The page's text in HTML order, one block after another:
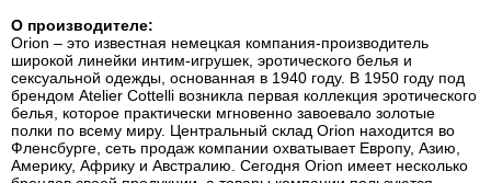
О производителе:
Orion – это известная немецкая компания-производитель
широкой линейки интим-игрушек, эротического белья и
сексуальной одежды, основанная в 1940 году. В 1950 году под
брендом Atelier Cottelli возникла первая коллекция эротического
белья, которое практически мгновенно завоевало золотые
полки по всему миру. Центральный склад Orion находится во
Фленсбурге, сеть продаж компании охватывает Европу, Азию,
Америку, Африку и Австралию. Сегодня Orion имеет несколько